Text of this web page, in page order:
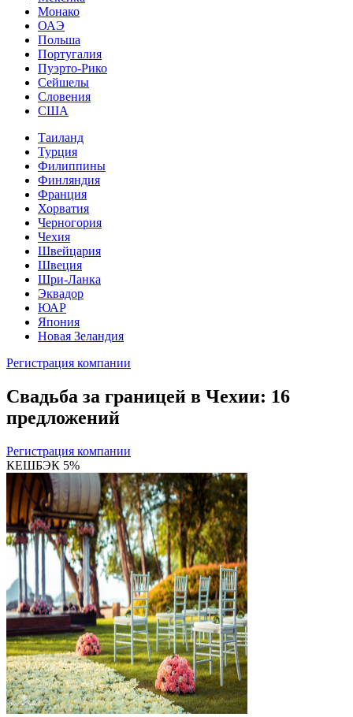
Монако
ОАЭ
Польша
Португалия
Пуэрто-Рико
Сейшелы
Словения
США
Таиланд
Турция
Филиппины
Финляндия
Франция
Хорватия
Черногория
Чехия
Швейцария
Швеция
Шри-Ланка
Эквадор
ЮАР
Япония
Новая Зеландия
Регистрация компании
Свадьба за границей в Чехии: 16
предложений
Регистрация компании
КЕШБЭК 5%